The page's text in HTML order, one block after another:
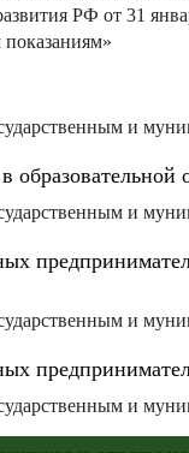
РФ от 31
и
и
и
и